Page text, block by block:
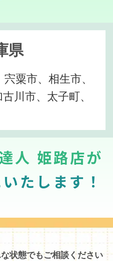
県
粟市、相生市、
川市、太子町、
人 姫路店が
たします！
状態でもご相談ください